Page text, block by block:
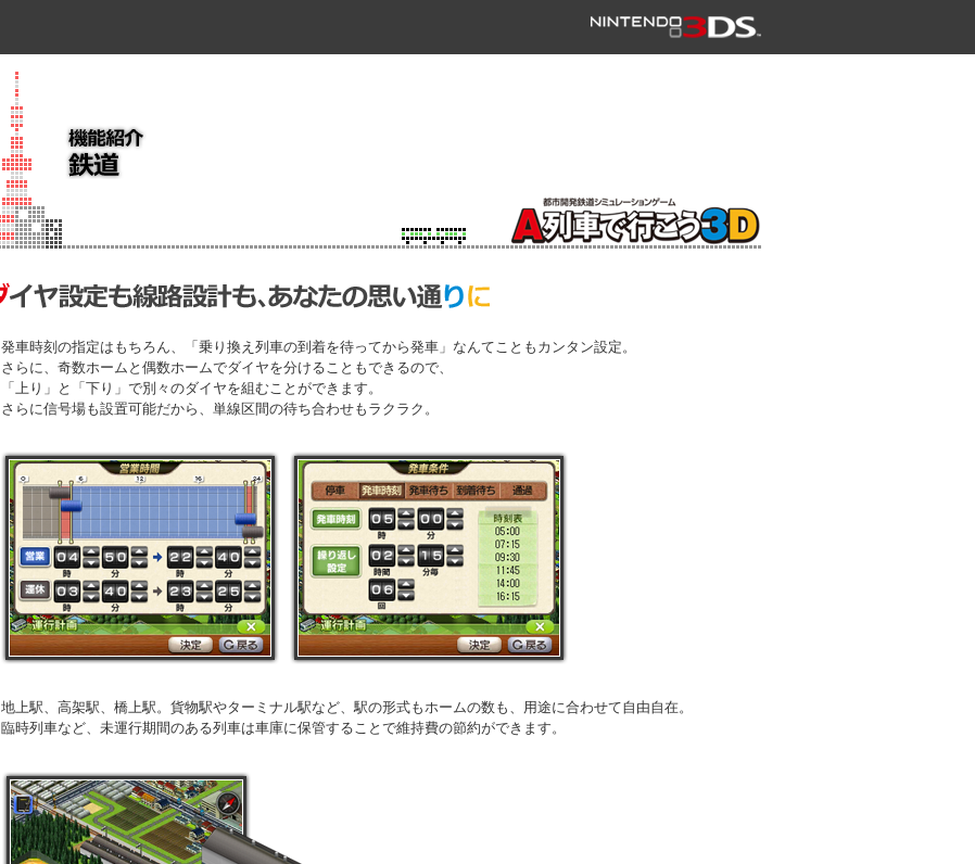
発車時刻の指定はもちろん、「乗り換え列車の到着を待ってから発車」なんてこともカンタン設定。
さらに、奇数ホームと偶数ホームでダイヤを分けることもできるので、
「上り」と「下り」で別々のダイヤを組むことができます。
さらに信号場も設置可能だから、単線区間の待ち合わせもラクラク。
地上駅、高架駅、橋上駅。貨物駅やターミナル駅など、駅の形式もホームの数も、用途に合わせて自由自在。
臨時列車など、未運行期間のある列車は車庫に保管することで維持費の節約ができます。